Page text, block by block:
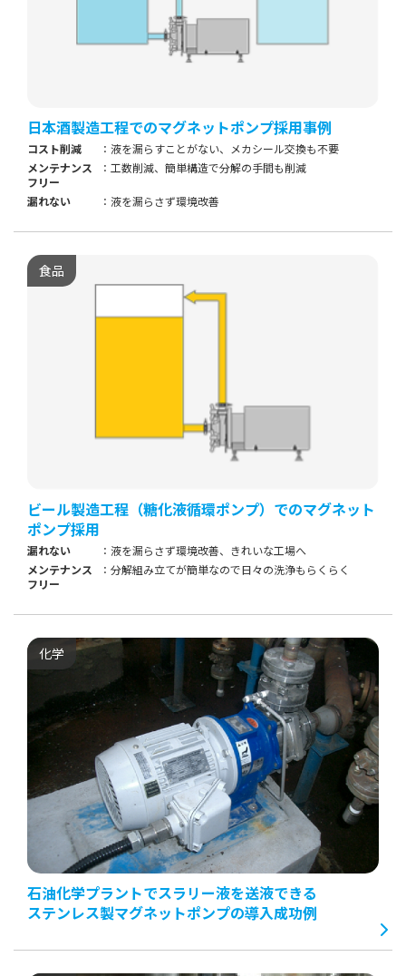
日本酒製造工程でのマグネットポンプ採用事例
コスト削減
液を漏らすことがない、メカシール交換も不要
メンテナンス
フリー
工数削減、簡単構造で分解の手間も削減
漏れない 液を漏らさず環境改善
食品
ビール製造工程（糖化液循環ポンプ）でのマグネット
ポンプ採用
漏れない
液を漏らさず環境改善、きれいな工場へ
メンテナンス
フリー
分解組み立てが簡単なので日々の洗浄もらくらく
化学
石油化学プラントでスラリー液を送液できる
ステンレス製マグネットポンプの導入成功例